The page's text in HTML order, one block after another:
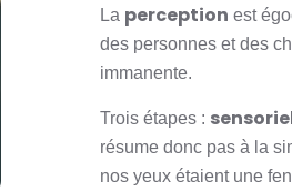
La perception est
des personnes et des
immanente.
Trois étapes :
résume donc pas à la
nos yeux étaient une